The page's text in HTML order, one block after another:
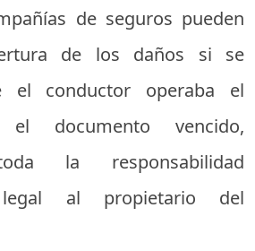
de seguros pueden
de los daños si se
el conductor operaba el
documento vencido,
la responsabilidad
al propietario del